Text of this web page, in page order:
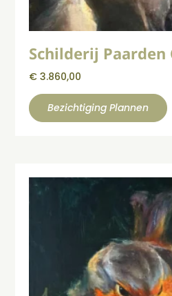
Schilderij Paarden
€ 3.860,00
Bezichtiging Plannen